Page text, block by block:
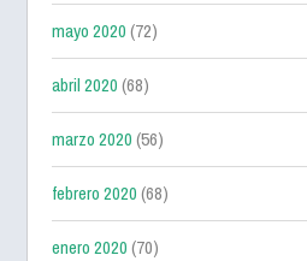
mayo 2020(72)
abril 2020(68)
marzo 2020(56)
febrero 2020(68)
enero 2020(70)